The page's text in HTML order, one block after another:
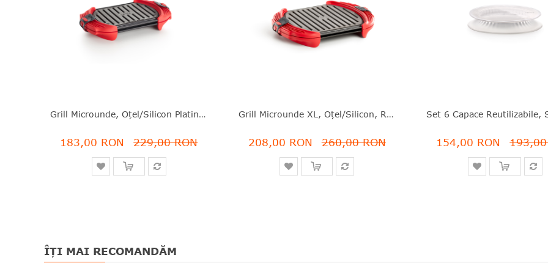
Grill Microunde, Oțel/silicon Platinat, Roșu, 25.2X14.7X5.4 Cm, Lékué - 8710755881787
183,00 RON 229,00 RON
Grill Microunde XL, Oțel/silicon, Roșu, 27X20.7X4.4 Cm, Lékué - 8710755881800
208,00 RON 260,00 RON 154,00 RON 193,00
ÎȚI MAI RECOMANDĂM